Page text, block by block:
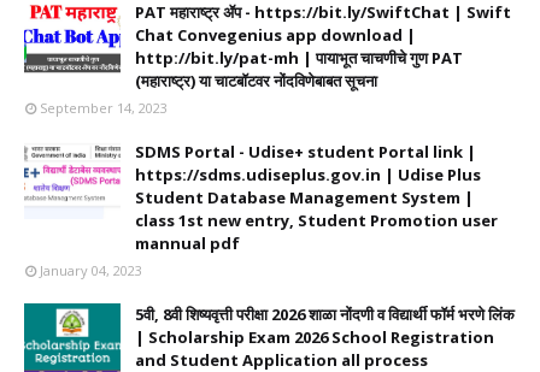
PAT महाराष्ट्र ॲप - https://bit.ly/SwiftChat | Swift
Chat Convegenius app download |
http://bit.ly/pat-mh | पायाभूत चाचणीचे गुण PAT
(महाराष्ट्र) या चाटबॉटवर नोंदविणेबाबत सूचना
September 14, 2023
SDMS Portal - Udise+ student Portal link |
https://sdms.udiseplus.gov.in | Udise Plus
Student Database Management System |
class 1st new entry, Student Promotion user
mannual pdf
January 04, 2023
5वी, 8वी शिष्यवृत्ती परीक्षा 2026 शाळा नोंदणी व विद्यार्थी फॉर्म भरणे लिंक
| Scholarship Exam 2026 School Registration
and Student Application all process